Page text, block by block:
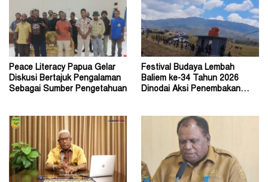
Peace Literacy Papua Gelar
Diskusi Bertajuk Pengalaman
Sebagai Sumber Pengetahuan
Festival Budaya Lembah
Baliem ke-34 Tahun 2026
Dinodai Aksi Penembakan